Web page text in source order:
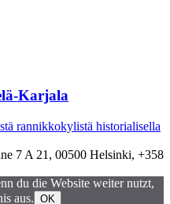
Karjala
rannikkokylistä historialisella
7 A 21, 00500 Helsinki, +358
du die Website weiter nutzt,
aus. OK